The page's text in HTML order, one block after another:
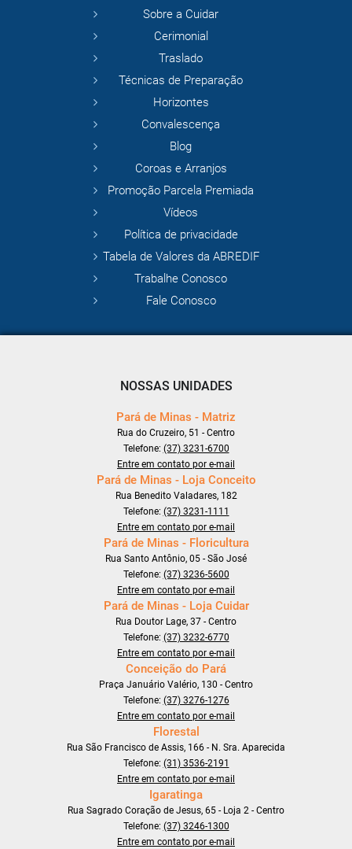
Sobre a Cuidar
Cerimonial
Traslado
Técnicas de Preparação
Horizontes
Convalescença
Blog
Coroas e Arranjos
Promoção Parcela Premiada
Vídeos
Política de privacidade
Tabela de Valores da ABREDIF
Trabalhe Conosco
Fale Conosco
NOSSAS UNIDADES
Pará de Minas - Matriz
Rua do Cruzeiro, 51 - Centro
Telefone: (37) 3231-6700
Entre em contato por e-mail
Pará de Minas - Loja Conceito
Rua Benedito Valadares, 182
Telefone: (37) 3231-1111
Entre em contato por e-mail
Pará de Minas - Floricultura
Rua Santo Antônio, 05 - São José
Telefone: (37) 3236-5600
Entre em contato por e-mail
Pará de Minas - Loja Cuidar
Rua Doutor Lage, 37 - Centro
Telefone: (37) 3232-6770
Entre em contato por e-mail
Conceição do Pará
Praça Januário Valério, 130 - Centro
Telefone: (37) 3276-1276
Entre em contato por e-mail
Florestal
Rua São Francisco de Assis, 166 - N. Sra. Aparecida
Telefone: (31) 3536-2191
Entre em contato por e-mail
Igaratinga
Rua Sagrado Coração de Jesus, 65 - Loja 2 - Centro
Telefone: (37) 3246-1300
Entre em contato por e-mail